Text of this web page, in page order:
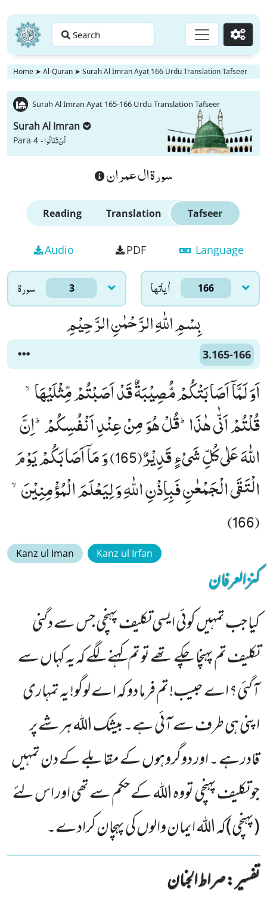
Search Go
Home ➤ Al-Quran ➤ Surah Al Imran Ayat 166 Urdu Translation Tafseer
Surah Al Imran Ayat 165-166 Urdu Translation Tafseer
Surah Al Imran
Para 4 -لَنْ تَنَالُوا
سورة ال عمران
Reading Translation Tafseer
Audio PDF Language
سورۃ 3 اٰياتها 166
بِسْمِ اللّٰهِ الرَّحْمٰنِ الرَّحِیْمِ
3.165-166
اَوَ لَمَّاۤ اَصَابَتْكُمْ مُّصِیْبَةٌ قَدْ اَصَبْتُمْ مِّثْلَیْهَاۙ-
قُلْتُمْ اَنّٰى هٰذَاؕ-قُلْ هُوَ مِنْ عِنْدِ اَنْفُسِكُمْؕ-اِنَّ
اللّٰهَ عَلٰى كُلِّ شَیْءٍ قَدِیْرٌ(165) وَ مَاۤ اَصَابَكُمْ یَوْمَ
الْتَقَى الْجَمْعٰنِ فَبِاِذْنِ اللّٰهِ وَ لِیَعْلَمَ الْمُؤْمِنِیْنَۙ
(166)
Kanz ul Iman Kanz ul Irfan
کنزالعرفان
کیا جب تمہیں کوئی ایسی تکلیف پہنچی جس سے دگنی
تکلیف تم پہنچا چکے تھے تو تم کہنے لگے کہ یہ کہاں سے
آگئی؟ اے حبیب! تم فرما دو کہ اے لوگو! یہ تمہاری
اپنی ہی طرف سے آئی ہے۔بیشک اللہ ہر شے پر
قادرہے ۔ اور دوگروہوں کے مقابلے کے دن تمہیں
جو تکلیف پہنچی تووہ اللہ کے حکم سے تھی اور اس لئے
(پہنچی)کہ اللہ ایمان والوں کی پہچان کرادے۔
تفسیر : ‎صراط الجنان